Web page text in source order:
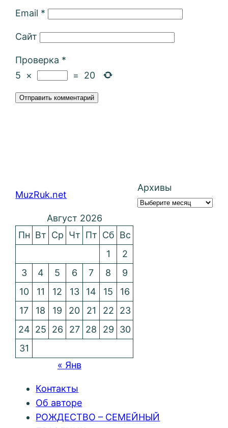
Email *
Сайт
Проверка *
5
× = 20
MuzRuk.net
Архивы
Август 2026
Пн Вт Ср Чт Пт Сб Вс
1
2
3
4 5 6 7 8
9
10
11 12 13 14 15
16
17
18 19 20 21 22
23
24 25 26 27 28 29
30
31
« Янв
Контакты
Об авторе
РОЖДЕСТВО – СЕМЕЙНЫЙ